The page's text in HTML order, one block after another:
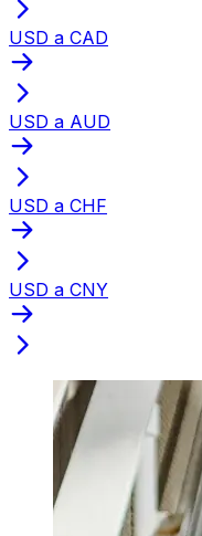
USD a CAD
USD a AUD
USD a CHF
USD a CNY